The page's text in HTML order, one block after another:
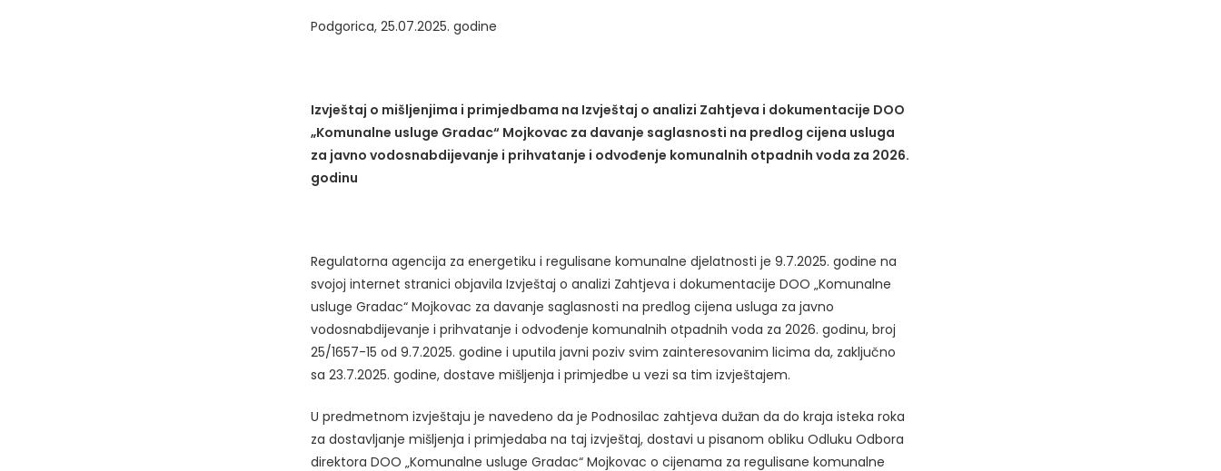
Podgorica, 25.07.2025. godine
Izvještaj o mišljenjima i primjedbama na Izvještaj o analizi Zahtjeva i dokumentacije DOO
„Komunalne usluge Gradac“ Mojkovac za davanje saglasnosti na predlog cijena usluga
za javno vodosnabdijevanje i prihvatanje i odvođenje komunalnih otpadnih voda za 2026.
godinu
Regulatorna agencija za energetiku i regulisane komunalne djelatnosti je 9.7.2025. godine na
svojoj internet stranici objavila Izvještaj o analizi Zahtjeva i dokumentacije DOO „Komunalne
usluge Gradac“ Mojkovac za davanje saglasnosti na predlog cijena usluga za javno
vodosnabdijevanje i prihvatanje i odvođenje komunalnih otpadnih voda za 2026. godinu, broj
25/1657-15 od 9.7.2025. godine i uputila javni poziv svim zainteresovanim licima da, zaključno
sa 23.7.2025. godine, dostave mišljenja i primjedbe u vezi sa tim izvještajem.
U predmetnom izvještaju je navedeno da je Podnosilac zahtjeva dužan da do kraja isteka roka
za dostavljanje mišljenja i primjedaba na taj izvještaj, dostavi u pisanom obliku Odluku Odbora
direktora DOO „Komunalne usluge Gradac“ Mojkovac o cijenama za regulisane komunalne